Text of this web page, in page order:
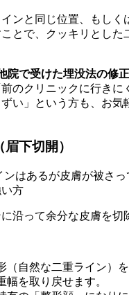
ンと同じ位置、もしく
とで、クッキリとした
院で受けた埋没法の修正
のクリニックに行きに
い」という方も、お気
下切開）
ンはあるが皮膚が被さ
方
沿って余分な皮膚を切
（自然な二重ライン）
幅を取り戻せます。